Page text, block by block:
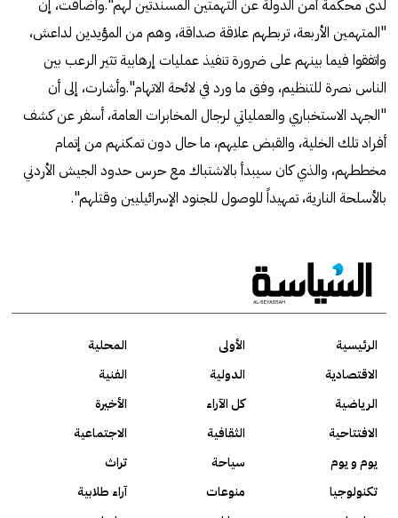
لدى محكمة أمن الدولة عن التهمتين المسندتين لهم".وأضافت، إن
"المتهمين الأربعة، تربطهم علاقة صداقة، وهم من المؤيدين لداعش،
واتفقوا فيما بينهم على ضرورة تنفيذ عمليات إرهابية تثير الرعب بين
الناس نصرة للتنظيم، وفق ما ورد في لائحة الاتهام".وأشارت، إلى أن
"الجهد الاستخباري والعملياتي لرجال المخابرات العامة، أسفر عن كشف
أفراد تلك الخلية، والقبض عليهم، ما حال دون تمكنهم من إتمام
مخططهم، والذي كان سيبدأ بالاشتباك مع حرس حدود الجيش الأردني
بالأسلحة النارية، تمهيداً للوصول للجنود الإسرائيليين وقتلهم".
الرئيسية الأولى
المحلية
الاقتصادية
الدولية
الفنية
الرياضية
كل الآراء
الأخيرة
الافتتاحية
الثقافية
الاجتماعية
يوم و يوم
سياحة
تراث
تكنولوجيا
منوعات
آراء طلابية